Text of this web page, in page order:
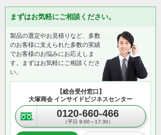
まずはお気軽にご相談ください。
製品の選定やお見積りなど、多数
のお客様に支えられた多数の実績
でお客様のお悩みにお応えしま
す。まずはお気軽にご相談くださ
い。
【総合受付窓口】
大塚商会 インサイドビジネスセンター
0120-660-466
（平日 9:00～17:30）